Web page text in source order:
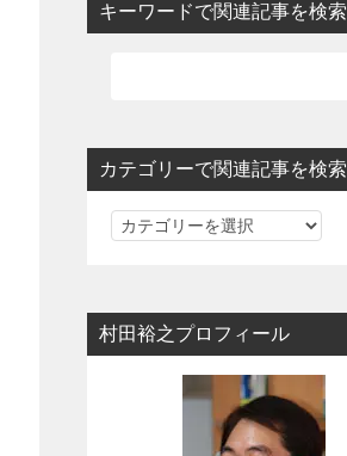
キーワードで関連記事を検索
カテゴリーで関連記事を検索
カ
リ
ー
村田裕之プロフィール